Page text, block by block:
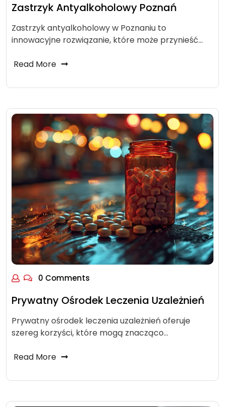
Zastrzyk Antyalkoholowy Poznań
Zastrzyk antyalkoholowy w Poznaniu to
innowacyjne rozwiązanie, które może przynieść…
Read More
0 Comments
Prywatny Ośrodek Leczenia Uzależnień
Prywatny ośrodek leczenia uzależnień oferuje
szereg korzyści, które mogą znacząco…
Read More